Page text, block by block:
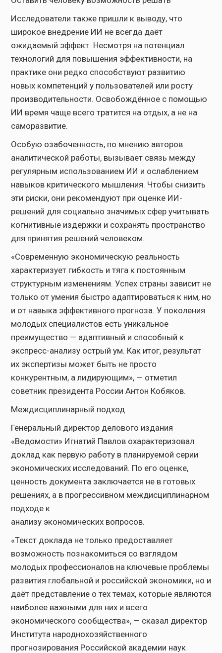
Исследователи также пришли к выводу, что
широкое внедрение ИИ не всегда даёт
ожидаемый эффект. Несмотря на потенциал
технологий для повышения эффективности, на
практике они редко способствуют развитию
новых компетенций у пользователей или росту
производительности. Освобождённое с помощью
ИИ время чаще всего тратится на отдых, а не на
саморазвитие.
Особую озабоченность, по мнению авторов
аналитической работы, вызывает связь между
регулярным использованием ИИ и ослаблением
навыков критического мышления. Чтобы снизить
эти риски, они рекомендуют при оценке ИИ-
решений для социально значимых сфер учитывать
когнитивные издержки и сохранять пространство
для принятия решений человеком.
«Современную экономическую реальность
характеризует гибкость и тяга к постоянным
структурным изменениям. Успех страны зависит не
только от умения быстро адаптироваться к ним, но
и от навыка эффективного прогноза. У поколения
молодых специалистов есть уникальное
преимущество — адаптивный и способный к
экспресс-анализу острый ум. Как итог, результат
их экспертизы может быть не просто
конкурентным, а лидирующим», — отметил
советник президента России Антон Кобяков.
Междисциплинарный подход
Генеральный директор делового издания
«Ведомости» Игнатий Павлов охарактеризовал
доклад как первую работу в планируемой серии
экономических исследований. По его оценке,
ценность документа заключается не в готовых
решениях, а в прогрессивном междисциплинарном
подходе к
анализу экономических вопросов.
«Текст доклада не только предоставляет
возможность познакомиться со взглядом
молодых профессионалов на ключевые проблемы
развития глобальной и российской экономики, но и
даёт представление о тех темах, которые являются
наиболее важными для них и всего
экономического сообщества», — сказал директор
Института народнохозяйственного
прогнозирования Российской академии наук